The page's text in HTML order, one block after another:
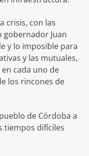
crisis, con las
Juan
y lo imposible para
y las mutuales,
cada uno de
los rincones de
de Córdoba a
tiempos difíciles